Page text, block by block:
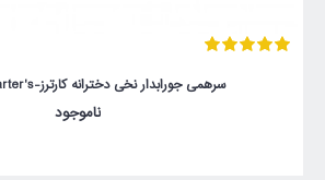
سرهمی جورابدار نخی دخترانه کارترز-Carter's مدل گلدار
ناموجود